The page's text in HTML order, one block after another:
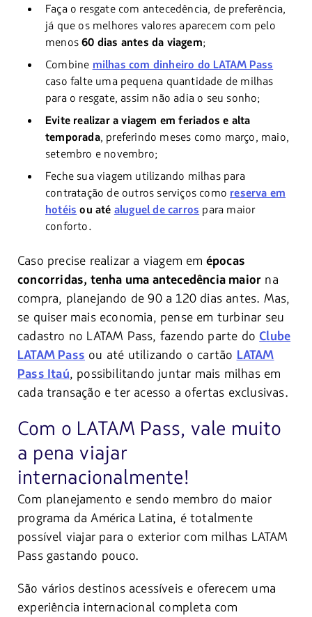
Faça o resgate com antecedência, de preferência,
já que os melhores valores aparecem com pelo
menos60 dias antes da viagem;
Combine milhas com dinheiro do LATAM Pass
caso falte uma pequena quantidade de milhas
para o resgate, assim não adia o seu sonho;
Evite realizar a viagem em feriados e alta
temporada, preferindo meses como março, maio,
setembro e novembro;
Feche sua viagem utilizando milhas para
contratação de outros serviços como reserva em
hotéis ou até aluguel de carros para maior
conforto.
Caso precise realizar a viagem em épocas
concorridas, tenha uma antecedência maior na
compra, planejando de 90 a 120 dias antes. Mas,
se quiser mais economia, pense em turbinar seu
cadastro no LATAM Pass, fazendo parte do Clube
LATAM Pass ou até utilizando o cartão LATAM
Pass Itaú, possibilitando juntar mais milhas em
cada transação e ter acesso a ofertas exclusivas.
Com o LATAM Pass, vale muito
a pena viajar
internacionalmente!
Com planejamento e sendo membro do maior
programa da América Latina, é totalmente
possível viajar para o exterior com milhas LATAM
Pass gastando pouco.
São vários destinos acessíveis e oferecem uma
experiência internacional completa com